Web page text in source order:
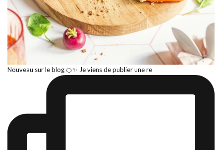
Nouveau sur le blog 🍊✨ Je viens de publier une re